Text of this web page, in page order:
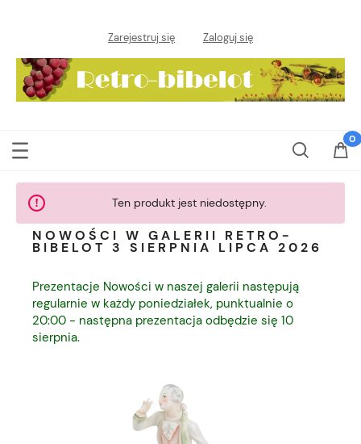
Zarejestruj się Zaloguj się
Ten produkt jest niedostępny.
NOWOŚCI W GALERII RETRO-
BIBELOT 3 SIERPNIA LIPCA 2026
Prezentacje Nowości w naszej galerii następują
regularnie w każdy poniedziałek, punktualnie o
20:00 - następna prezentacja odbędzie się 10
sierpnia.